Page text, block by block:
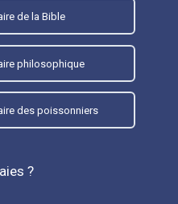
de la Bible
philosophique
des poissonniers
?